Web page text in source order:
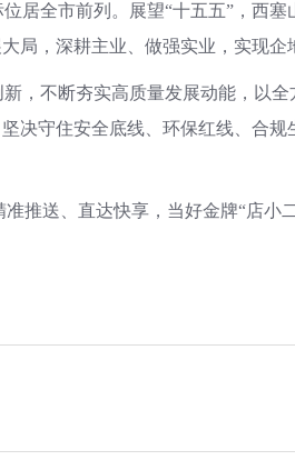
居全市前列。展望“十五五”，西塞
局，深耕主业、做强实业，实现企
，不断夯实高质量发展动能，以
决守住安全底线、环保红线、合
推送、直达快享，当好金牌“店小